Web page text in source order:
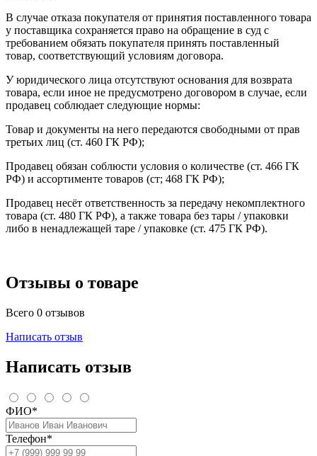
В случае отказа покупателя от принятия поставленного товара
у поставщика сохраняется право на обращение в суд с
требованием обязать покупателя принять поставленный
товар, соответствующий условиям договора.
У юридического лица отсутствуют основания для возврата
товара, если иное не предусмотрено договором в случае, если
продавец соблюдает следующие нормы:
Товар и документы на него передаются свободными от прав
третьих лиц (ст. 460 ГК РФ);
Продавец обязан соблюсти условия о количестве (ст. 466 ГК
РФ) и ассортименте товаров (ст; 468 ГК РФ);
Продавец несёт ответственность за передачу некомплектного
товара (ст. 480 ГК РФ), а также товара без тары / упаковки
либо в ненадлежащей таре / упаковке (ст. 475 ГК РФ).
Отзывы о товаре
Всего 0 отзывов
Написать отзыв
Написать отзыв
ФИО*
Телефон*